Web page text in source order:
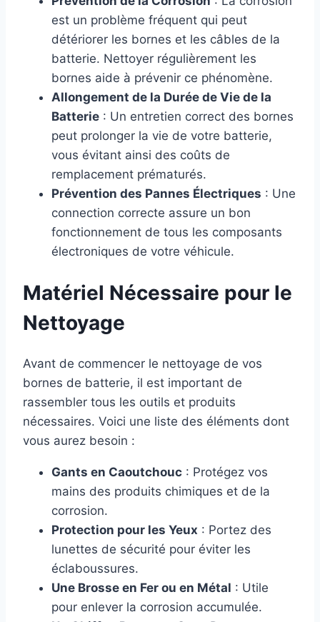
est un problème fréquent qui peut
détériorer les bornes et les câbles de la
batterie. Nettoyer régulièrement les
bornes aide à prévenir ce phénomène.
Allongement de la Durée de Vie de la
Batterie : Un entretien correct des bornes
peut prolonger la vie de votre batterie,
vous évitant ainsi des coûts de
remplacement prématurés.
Prévention des Pannes Électriques : Une
connection correcte assure un bon
fonctionnement de tous les composants
électroniques de votre véhicule.
Matériel Nécessaire pour le
Nettoyage
Avant de commencer le nettoyage de vos
bornes de batterie, il est important de
rassembler tous les outils et produits
nécessaires. Voici une liste des éléments dont
vous aurez besoin :
Gants en Caoutchouc : Protégez vos
mains des produits chimiques et de la
corrosion.
Protection pour les Yeux : Portez des
lunettes de sécurité pour éviter les
éclaboussures.
Une Brosse en Fer ou en Métal : Utile
pour enlever la corrosion accumulée.